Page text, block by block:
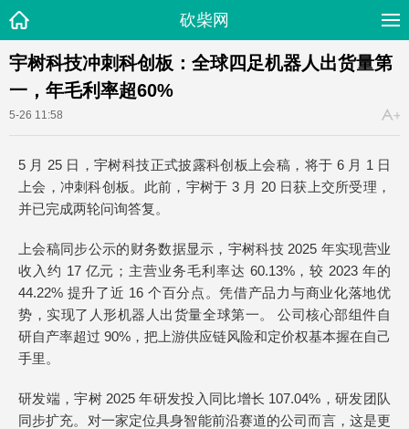
砍柴网
宇树科技冲刺科创板：全球四足机器人出货量第
一，年毛利率超60%
5-26 11:58
5 月 25 日，宇树科技正式披露科创板上会稿，将于 6 月 1 日
上会，冲刺科创板。此前，宇树于 3 月 20 日获上交所受理，
并已完成两轮问询答复。
上会稿同步公示的财务数据显示，宇树科技 2025 年实现营业
收入约 17 亿元；主营业务毛利率达 60.13%，较 2023 年的
44.22% 提升了近 16 个百分点。凭借产品力与商业化落地优
势，实现了人形机器人出货量全球第一。 公司核心部组件自
研自产率超过 90%，把上游供应链风险和定价权基本握在自己
手里。
研发端，宇树 2025 年研发投入同比增长 107.04%，研发团队
同步扩充。对一家定位具身智能前沿赛道的公司而言，这是更